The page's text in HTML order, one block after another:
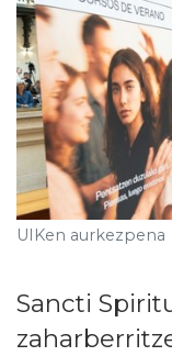
UIKen aurkezpena
Sancti